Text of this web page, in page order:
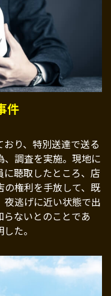
件
り、特別送達で送る
、調査を実施。現地に
聴取したところ、店
権利を手放して、既
夜逃げに近い状態で出
ないとのことであ
た。